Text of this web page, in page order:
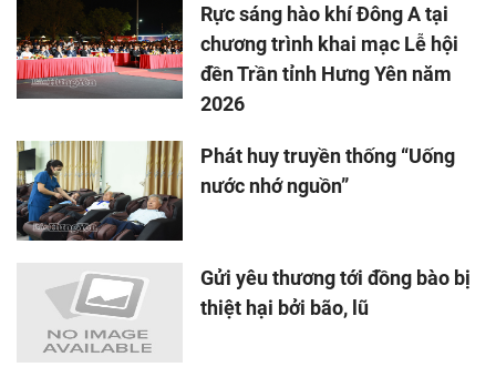
Rực sáng hào khí Đông A tại
chương trình khai mạc Lễ hội
đền Trần tỉnh Hưng Yên năm
2026
Phát huy truyền thống “Uống
nước nhớ nguồn”
Gửi yêu thương tới đồng bào bị
thiệt hại bởi bão, lũ